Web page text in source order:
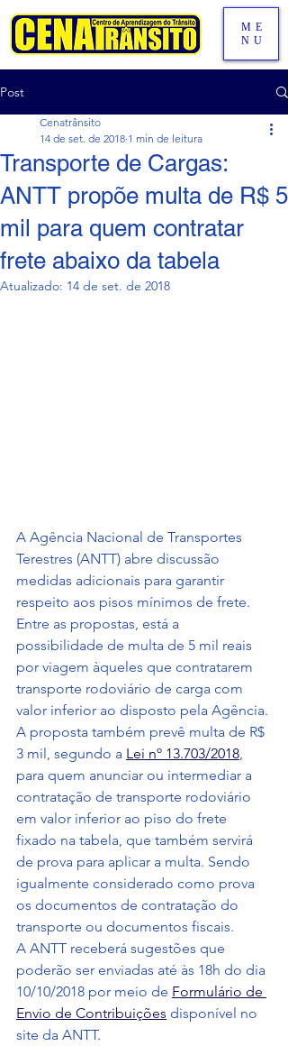
ME
NU
Post
Transporte de Cargas:
ANTT propõe multa de R$ 5
mil para quem contratar
frete abaixo da tabela
Cenatrânsito
14 de set. de 2018 1 min de leitura
Atualizado: 14 de set. de 2018
A Agência Nacional de Transportes
Terestres (ANTT) abre discussão
medidas adicionais para garantir
respeito aos pisos mínimos de frete.
Entre as propostas, está a
possibilidade de multa de 5 mil reais
por viagem àqueles que contratarem
transporte rodoviário de carga com
valor inferior ao disposto pela Agência.
A proposta também prevê multa de R$
3 mil, segundo a Lei nº 13.703/2018
para quem anunciar ou intermediar a
contratação de transporte rodoviário
em valor inferior ao piso do frete
fixado na tabela, que também servirá
de prova para aplicar a multa. Sendo
igualmente considerado como prova
os documentos de contratação do
transporte ou documentos fiscais.
A ANTT receberá sugestões que
poderão ser enviadas até às 18h do dia
10/10/2018 por meio de Formulário de
Envio de Contribuições disponível no
site da ANTT.